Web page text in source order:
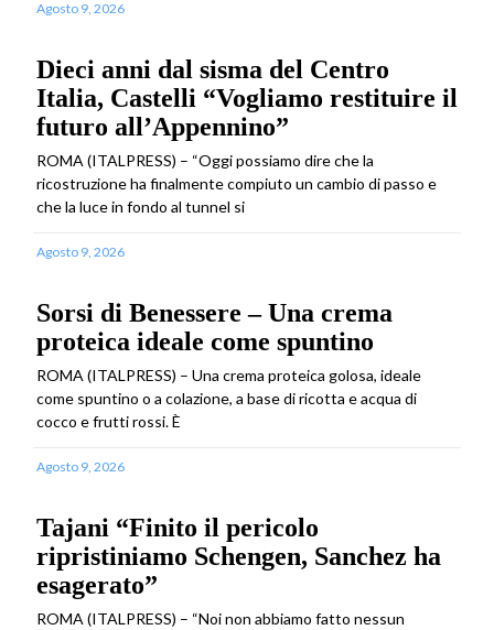
Agosto 9, 2026
Dieci anni dal sisma del Centro
Italia, Castelli “Vogliamo restituire il
futuro all’Appennino”
ROMA (ITALPRESS) – “Oggi possiamo dire che la
ricostruzione ha finalmente compiuto un cambio di passo e
che la luce in fondo al tunnel si
Agosto 9, 2026
Sorsi di Benessere – Una crema
proteica ideale come spuntino
ROMA (ITALPRESS) – Una crema proteica golosa, ideale
come spuntino o a colazione, a base di ricotta e acqua di
cocco e frutti rossi. È
Agosto 9, 2026
Tajani “Finito il pericolo
ripristiniamo Schengen, Sanchez ha
esagerato”
ROMA (ITALPRESS) – “Noi non abbiamo fatto nessun